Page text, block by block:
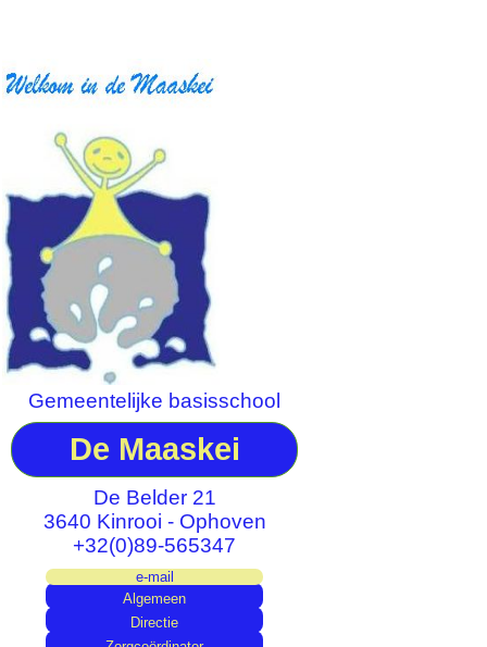
Gemeentelijke basisschool
De Maaskei
De Belder 21
3640 Kinrooi - Ophoven
+32(0)89-565347
e-mail
Algemeen
Directie